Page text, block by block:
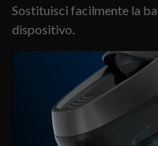
Sostituisci facilmente la
dispositivo.